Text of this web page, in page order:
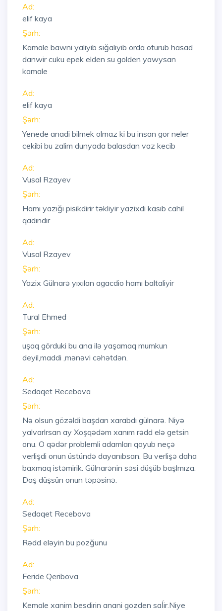
Ad:
elif kaya
Şərh:
Kamale bawni yaliyib siğaliyib orda oturub hasad
danwir cuku epek elden su golden yawysan
kamale
Ad:
elif kaya
Şərh:
Yenede anadi bilmek olmaz ki bu insan gor neler
cekibi bu zalim dunyada balasdan vaz kecib
Ad:
Vusal Rzayev
Şərh:
Hamı yazığı pisikdirir təkliyir yazixdi kasıb cahil
qadındır
Ad:
Vusal Rzayev
Şərh:
Yazix Gülnarə yıxılan agacdio hamı baltaliyir
Ad:
Tural Ehmed
Şərh:
uşaq görduki bu ana ilə yaşamaq mumkun
deyil,maddi ,mənəvi cəhətdən.
Ad:
Sedaqet Recebova
Şərh:
Nə olsun gözəldi başdan xarabdı gülnarə. Niyə
yalvarlrsan ay Xoşqədəm xanım rədd elə getsin
onu. O qədər problemli adamları qoyub neçə
verlişdi onun üstündə dayanıbsan. Bu verlişə daha
baxmaq istəmirik. Gülnarənin səsi düşüb başlmıza.
Daş düşsün onun təpəsinə.
Ad:
Sedaqet Recebova
Şərh:
Rədd eləyin bu pozğunu
Ad:
Feride Qeribova
Şərh:
Kemale xanim besdirin anani gozden saĺir.Niye